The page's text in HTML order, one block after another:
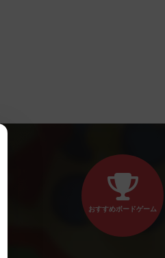
おすすめボードゲーム